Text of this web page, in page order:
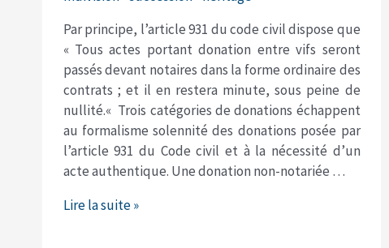
Par principe, l’article 931 du code civil dispose que
« Tous actes portant donation entre vifs seront
passés devant notaires dans la forme ordinaire des
contrats ; et il en restera minute, sous peine de
nullité.« Trois catégories de donations échappent
au formalisme solennité des donations posée par
l’article 931 du Code civil et à la nécessité d’un
acte authentique. Une donation non-notariée …
:
comment
les
prouver
?
Lire la suite »